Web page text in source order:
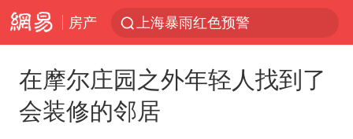
房产
上海暴雨红色预警
周星驰母亲现身香港路演现场
在摩尔庄园之外年轻人找到了
会装修的邻居